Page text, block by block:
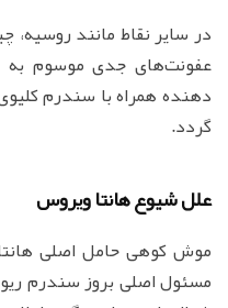
در سایر نقاط مانند روسیه،
دهنده همراه با سندرم
گردد.
علل شیوع هانتا ویروس
موش کوهی حامل اصلی
مسئول اصلی بروز سندرم